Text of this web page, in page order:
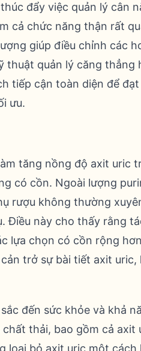
đẩy việc quản lý cân
cả chức năng thận rất
giúp điều chỉnh các
quản lý căng thẳng
tiếp cận toàn diện để
ưu.
tăng nồng độ axit uric
có cồn. Ngoài lượng
rượu không thường
Điều này cho thấy rằng
lựa chọn có cồn rộng
trở sự bài tiết axit
đến sức khỏe và khả
thải, bao gồm cả axit
bỏ axit uric một cách